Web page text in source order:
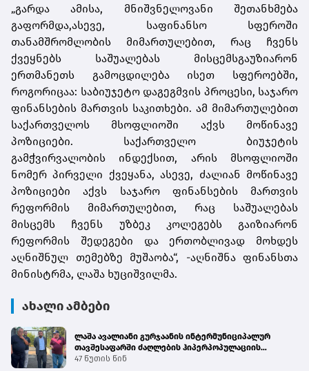
„გარდა ამისა, მნიშვნელოვანი
შეთანხმება
გაფორმდა,ასევე, საფინანსო
სფეროში
თანამშრომლობის მიმართულებით,
რაც
ჩვენს
ქვეყნებს
საშუალებას მისცემსგაუზიარონ
ერთმანეთს
გამოცდილება
ისეთ სფეროებში,
როგორიცაა: საბიუჯეტო დაგეგმვის პროცესი, საჯარო
ფინანსების მართვის საკითხები. ამ მიმართულებით
საქართველოს მსოფლიოში აქვს მოწინავე
პოზიციები. საქართველო ბიუჯეტის
გამჭვირვალობის ინდექსით, არის მსოფლიოში
ნომერ პირველი ქვეყანა, ასევე, ძალიან მოწინავე
პოზიციები აქვს საჯარო ფინანსების მართვის
რეფორმის მიმართულებით, რაც საშუალებას
მისცემს ჩვენს უზბეკ კოლეგებს გაიზიარონ
რეფორმის შედეგები და ერთობლივად მოხდეს
აღნიშნულ თემებზე მუშაობა“, -აღნიშნა ფინანსთა
მინისტრმა, ლაშა ხუციშვილმა.
ახალი ამბები
ლაშა ავალიანი გურჯაანის ინტერმუნიციპალურ
თავშესაფარში ძაღლების ჰიპერპოპულაციის
მართვის პროგრამის მიმდინარეობას გაეცნო
47 წუთის წინ